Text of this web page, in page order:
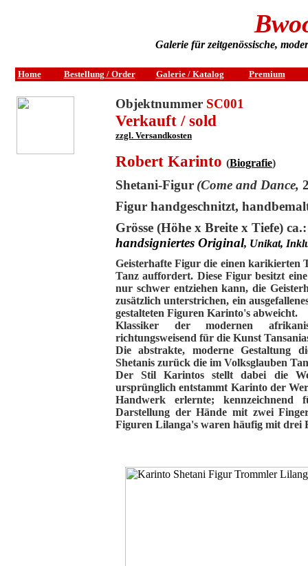
Galerie für zeitgenössische,
Home Bestellung / Order Galerie /Katalog Premium
Objektnummer SC001
Verkauft / sold
zzgl. Versandkosten
Robert Karinto (Biografie)
Shetani-Figur (Come and Dance,
Figur handgeschnitzt,
Grösse (Höhe x Breite x Tiefe)
handsigniertes Original, Unikat,
Geisterhafte Figur die einen karikierten
Tanz auffordert. Diese Figur besitzt
nur schwer entziehen kann, die
zusätzlich unterstrichen, ein
gestalteten Figuren Karinto's abweicht.
Klassiker der modernen
richtungsweisend für die Kunst
Die abstrakte, moderne Gestaltung
Shetanis zurück die im Volksglauben
Der Stil Karintos stellt dabei die
ursprünglich entstammt Karinto der
Handwerk erlernte;
Darstellung der Hände mit zwei
Figuren Lilanga's waren häufig mit drei